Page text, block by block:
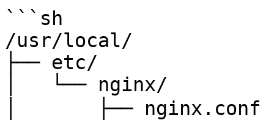
```sh
/usr/local/
├── etc/
│   └── nginx/
│       ├── nginx.conf